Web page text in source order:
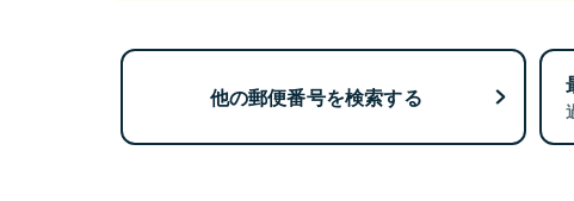
他の郵便番号を検索する